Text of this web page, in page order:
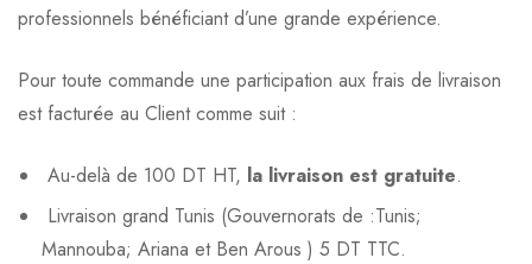
professionnels bénéficiant d’une grande expérience.
Pour toute commande une participation aux frais de livraison
est facturée au Client comme suit :
Au-delà de 100 DT HT, la livraison est gratuite.
Livraison grand Tunis (Gouvernorats de :Tunis;
Mannouba; Ariana et Ben Arous ) 5 DT TTC.